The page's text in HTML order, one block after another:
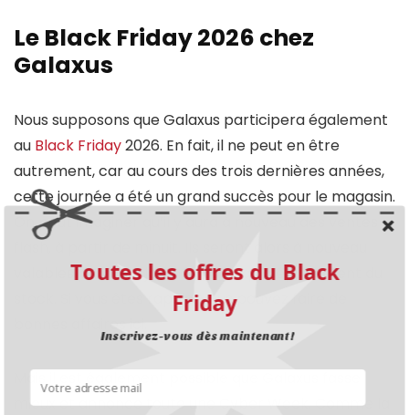
Le Black Friday 2026 chez
Galaxus
Nous supposons que Galaxus participera également
au Black Friday2026. En fait, il ne peut en être
autrement, car au cours des trois dernières années,
cette journée a été un grand succès pour le magasin.
On peut imaginer qu’il y aura à nouveau des ventes
valables pour une journée ou jusqu’à épuisement du
stock. Si vous êtes rapide, vous pouvez faire de
Mais il est également possible que Galaxus fasse
mieux et annonce toute une Cyber Week. Comme la
Toutes les offres du Black
Friday
Inscrivez-vous dès maintenant !